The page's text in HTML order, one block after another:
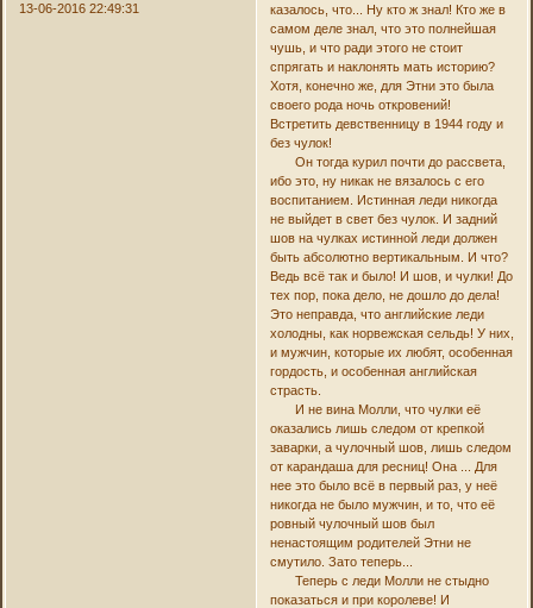
13-06-2016 22:49:31
казалось, что... Ну кто ж знал! Кто же в
самом деле знал, что это полнейшая
чушь, и что ради этого не стоит
спрягать и наклонять мать историю?
Хотя, конечно же, для Этни это была
своего рода ночь откровений!
Встретить девственницу в 1944 году и
без чулок!
Он тогда курил почти до рассвета,
ибо это, ну никак не вязалось с его
воспитанием. Истинная леди никогда
не выйдет в свет без чулок. И задний
шов на чулках истинной леди должен
быть абсолютно вертикальным. И что?
Ведь всё так и было! И шов, и чулки! До
тех пор, пока дело, не дошло до дела!
Это неправда, что английские леди
холодны, как норвежская сельдь! У них,
и мужчин, которые их любят, особенная
гордость, и особенная английская
страсть.
И не вина Молли, что чулки её
оказались лишь следом от крепкой
заварки, а чулочный шов, лишь следом
от карандаша для ресниц! Она ... Для
нее это было всё в первый раз, у неё
никогда не было мужчин, и то, что её
ровный чулочный шов был
ненастоящим родителей Этни не
смутило. Зато теперь...
Теперь с леди Молли не стыдно
показаться и при королеве! И